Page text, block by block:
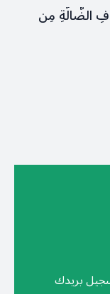
الضَّالَّةِ مِن
بريدك